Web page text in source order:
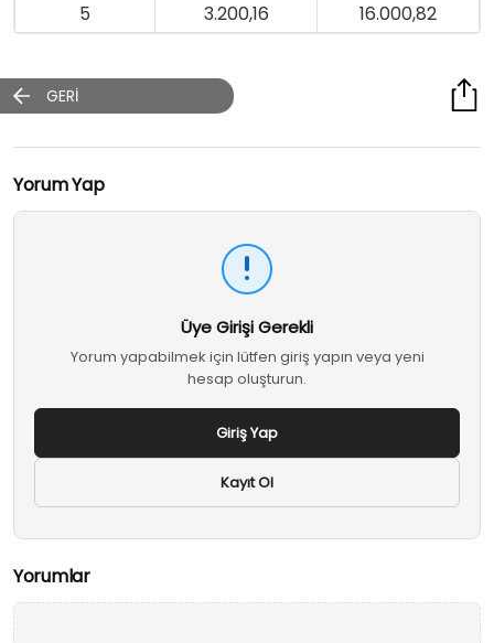
5
3.200,16 16.000,82
GERİ
Yorum Yap
Üye Girişi Gerekli
Yorum yapabilmek için lütfen giriş yapın veya yeni
hesap oluşturun.
Giriş Yap
Kayıt Ol
Yorumlar